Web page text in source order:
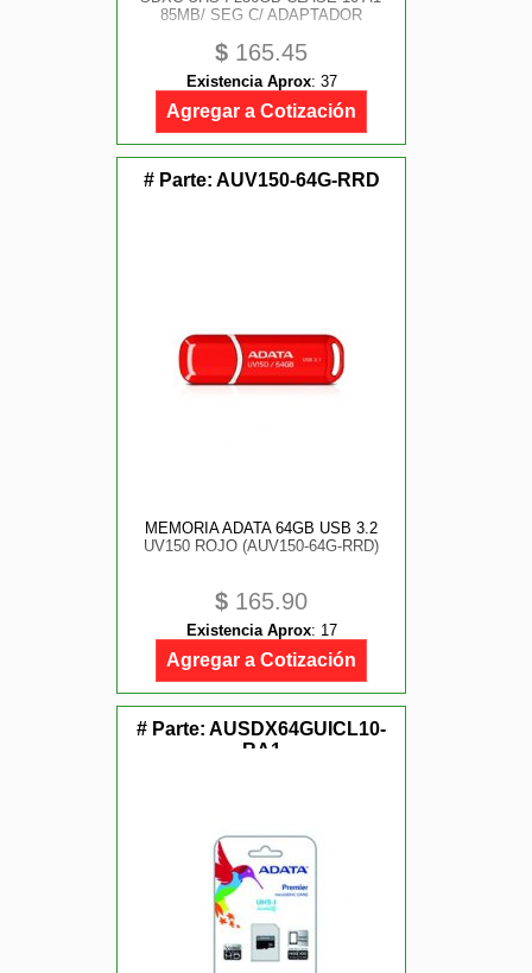
85MB/ SEG C/ ADAPTADOR
$ 165.45
Existencia Aprox: 37
Agregar a Cotización
# Parte: AUV150-64G-RRD
MEMORIA ADATA 64GB USB 3.2
UV150 ROJO (AUV150-64G-RRD)
$ 165.90
Existencia Aprox: 17
Agregar a Cotización
# Parte: AUSDX64GUICL10-
RA1